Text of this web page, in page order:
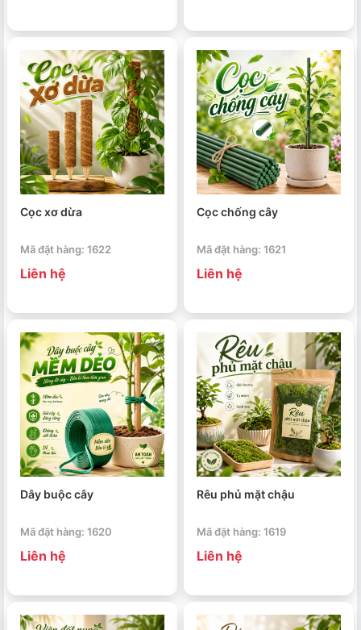
Cọc xơ dừa
Mã đặt hàng: 1622
Liên hệ
Cọc chống cây
Mã đặt hàng: 1621
Liên hệ
Dây buộc cây
Mã đặt hàng: 1620
Liên hệ
Rêu phủ mặt chậu
Mã đặt hàng: 1619
Liên hệ